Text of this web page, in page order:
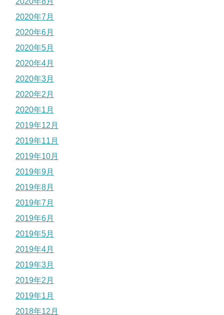
2020年7月
2020年6月
2020年5月
2020年4月
2020年3月
2020年2月
2020年1月
2019年12月
2019年11月
2019年10月
2019年9月
2019年8月
2019年7月
2019年6月
2019年5月
2019年4月
2019年3月
2019年2月
2019年1月
2018年12月